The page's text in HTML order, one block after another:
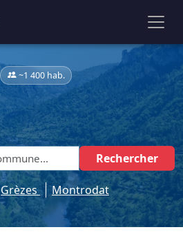
~1 400 hab.
Rechercher
Grèzes Montrodat